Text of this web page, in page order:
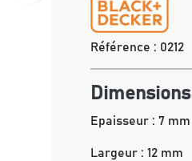
Référence : 0212
Epaisseur : 7 mm
Largeur : 12 mm